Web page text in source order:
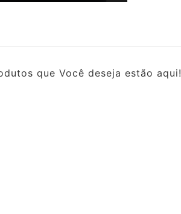
que Você deseja estão aqui!